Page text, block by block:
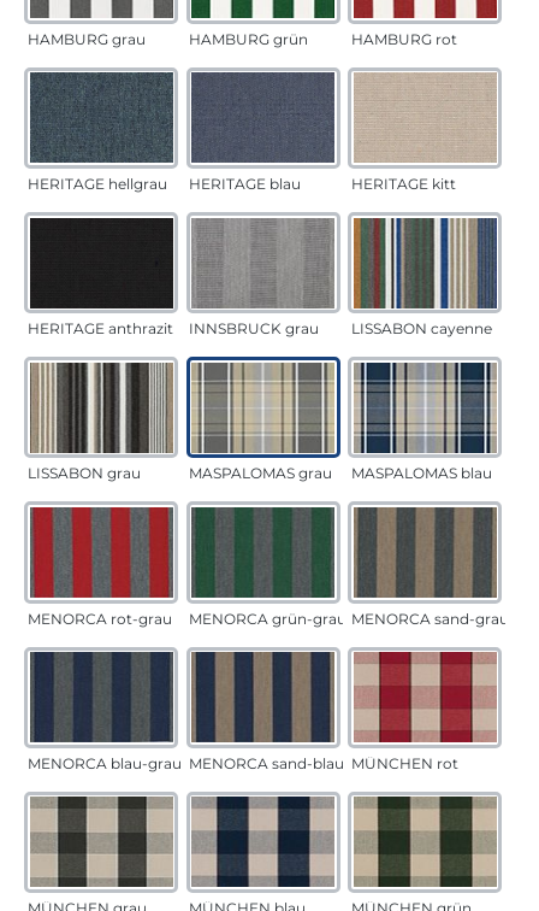
HAMBURG grau HAMBURG grün HAMBURG rot
HERITAGE hellgrau HERITAGE blau HERITAGE kitt
HERITAGE anthrazit INNSBRUCK grau LISSABON cayenne
LISSABON grau MASPALOMAS grau MASPALOMAS blau
MENORCA rot-grau MENORCA grün-grau MENORCA sand-grau
MENORCA blau-grau MENORCA sand-blau MÜNCHEN rot